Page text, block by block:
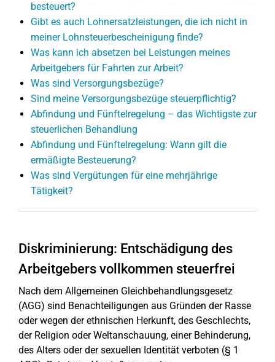
besteuert?
Gibt es auch Lohnersatzleistungen, die ich nicht in
meiner Lohnsteuerbescheinigung finde?
Was kann ich absetzen bei Leistungen meines
Arbeitgebers für Fahrten zur Arbeit?
Was sind Versorgungsbezüge?
Sind meine Versorgungsbezüge steuerpflichtig?
Abfindung und Fünftelregelung – das Wichtigste zur
steuerlichen Behandlung
Abfindung und Fünftelregelung: Wann gilt die
ermäßigte Besteuerung?
Was sind Vergütungen für eine mehrjährige
Tätigkeit?
Diskriminierung: Entschädigung des
Arbeitgebers vollkommen steuerfrei
Nach dem Allgemeinen Gleichbehandlungsgesetz
(AGG) sind Benachteiligungen aus Gründen der Rasse
oder wegen der ethnischen Herkunft, des Geschlechts,
der Religion oder Weltanschauung, einer Behinderung,
des Alters oder der sexuellen Identität verboten (§ 1